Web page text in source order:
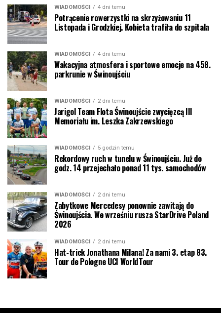
WIADOMOŚCI 4 dni temu
Potrącenie rowerzystki na skrzyżowaniu 11
Listopada i Grodzkiej. Kobieta trafiła do szpitala
WIADOMOŚCI 4 dni temu
Wakacyjna atmosfera i sportowe emocje na 458.
parkrunie w Świnoujściu
WIADOMOŚCI 2 dni temu
Jarigol Team Flota Świnoujście zwycięzcą III
Memoriału im. Leszka Zakrzewskiego
WIADOMOŚCI 5 godzin temu
Rekordowy ruch w tunelu w Świnoujściu. Już do
godz. 14 przejechało ponad 11 tys. samochodów
WIADOMOŚCI 2 dni temu
Zabytkowe Mercedesy ponownie zawitają do
Świnoujścia. We wrześniu rusza StarDrive Poland
2026
WIADOMOŚCI 2 dni temu
Hat-trick Jonathana Milana! Za nami 3. etap 83.
Tour de Pologne UCI WorldTour